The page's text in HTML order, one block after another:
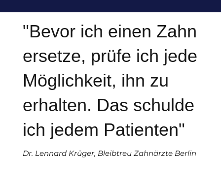
"Bevor ich einen Zahn
ersetze, prüfe ich jede
Möglichkeit, ihn zu
erhalten. Das schulde
ich jedem Patienten"
Dr. Lennard Krüger, Bleibtreu Zahnärzte Berlin